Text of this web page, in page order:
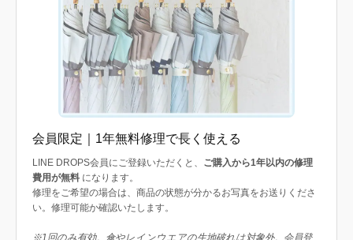
会員限定｜1年無料修理で長く使える
LINE DROPS会員にご登録いただくと、 ご購入から1年以内の修理
費用が無料 になります。
修理をご希望の場合は、商品の状態が分かるお写真をお送りくださ
い。修理可能か確認いたします。
※1回のみ有効。傘やレインウエアの生地破れは対象外。会員登